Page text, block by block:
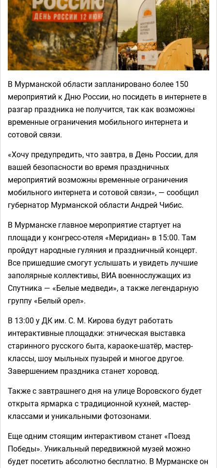
В Мурманской области запланировано более 150
мероприятий к Дню России, но посидеть в интернете в
разгар праздника не получится, так как возможны
временные ограничения мобильного интернета и
сотовой связи.
«Хочу предупредить, что завтра, в День России, для
вашей безопасности во время праздничных
мероприятий возможны временные ограничения
мобильного интернета и сотовой связи», — сообщил
губернатор Мурманской области Андрей Чибис.
В Мурманске главное мероприятие стартует на
площади у конгресс-отеля «Меридиан» в 15:00. Там
пройдут народные гуляния и праздничный концерт.
Все пришедшие смогут услышать и увидеть лучшие
заполярные коллективы, ВИА военнослужащих из
Спутника — «Белые медведи», а также легендарную
группу «Белый орел».
В 13:00 у ДК им. С. М. Кирова будут работать
интерактивные площадки: этническая выставка
старинного русского быта, караоке-шатёр, мастер-
классы, шоу мыльных пузырей и многое другое.
Завершением праздника станет хоровод.
Также с завтрашнего дня на улице Воровского будет
открыта ярмарка с традиционной кухней, мастер-
классами и уникальными фотозонами.
Еще одним стоящим интерактивом станет «Поезд
Победы». Уникальный передвижной музей можно
будет посетить абсолютно бесплатно. В Мурманске он